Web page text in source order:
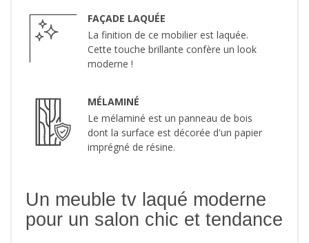
FAÇADE LAQUÉE
La finition de ce mobilier est laquée.
Cette touche brillante confère un look
moderne !
MÉLAMINÉ
Le mélaminé est un panneau de bois
dont la surface est décorée d'un papier
imprégné de résine.
Un meuble tv laqué moderne
pour un salon chic et tendance